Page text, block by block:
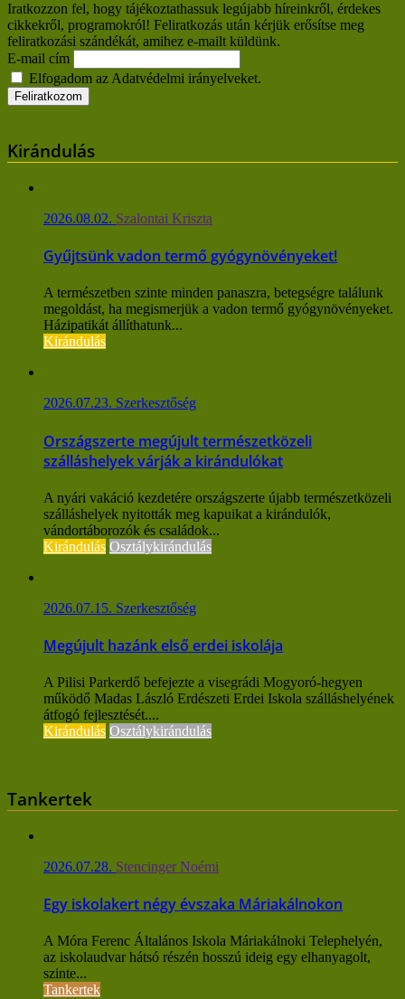
Iratkozzon fel, hogy tájékoztathassuk legújabb híreinkről, érdekes
cikkekről, programokról! Feliratkozás után kérjük erősítse meg
feliratkozási szándékát, amihez e-mailt küldünk.
E-mail cím
Elfogadom az Adatvédelmi irányelveket.
Kirándulás
2026.08.02. Szalontai Kriszta
Gyűjtsünk vadon termő gyógynövényeket!
A természetben szinte minden panaszra, betegségre találunk
megoldást, ha megismerjük a vadon termő gyógynövényeket.
Házipatikát állíthatunk...
Kirándulás
2026.07.23. Szerkesztőség
Országszerte megújult természetközeli
szálláshelyek várják a kirándulókat
A nyári vakáció kezdetére országszerte újabb természetközeli
szálláshelyek nyitották meg kapuikat a kirándulók,
vándortáborozók és családok...
Kirándulás Osztálykirándulás
2026.07.15. Szerkesztőség
Megújult hazánk első erdei iskolája
A Pilisi Parkerdő befejezte a visegrádi Mogyoró-hegyen
működő Madas László Erdészeti Erdei Iskola szálláshelyének
átfogó fejlesztését....
Kirándulás Osztálykirándulás
Tankertek
2026.07.28. Stencinger Noémi
Egy iskolakert négy évszaka Máriakálnokon
A Móra Ferenc Általános Iskola Máriakálnoki Telephelyén,
az iskolaudvar hátsó részén hosszú ideig egy elhanyagolt,
szinte...
Tankertek